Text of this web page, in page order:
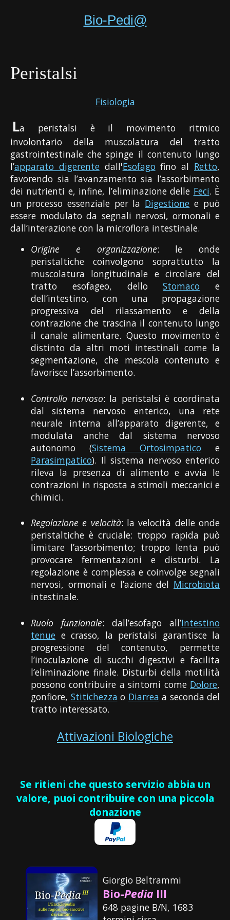
Bio-Pedi@
Peristalsi
Fisiologia
La peristalsi è il movimento ritmico
involontario della muscolatura del tratto
gastrointestinale che spinge il contenuto lungo
l’apparato digerentedall'Esofagofino al Retto,
favorendo sia l’avanzamento sia l’assorbimento
dei nutrienti e, infine, l’eliminazione delle Feci. È
un processo essenziale per la Digestione e può
essere modulato da segnali nervosi, ormonali e
dall’interazione con la microflora intestinale.
Origine e organizzazione: le onde
peristaltiche coinvolgono soprattutto la
muscolatura longitudinale e circolare del
tratto esofageo, delloStomaco e
dell’intestino, con una propagazione
progressiva del rilassamento e della
contrazione che trascina il contenuto lungo
il canale alimentare. Questo movimento è
distinto da altri moti intestinali come la
segmentazione, che mescola contenuto e
favorisce l’assorbimento.
Controllo nervoso: la peristalsi è coordinata
dal sistema nervoso enterico, una rete
neurale interna all’apparato digerente, e
modulata anche dal sistema nervoso
autonomo (Sistema Ortosimpatico e
Parasimpatico). Il sistema nervoso enterico
rileva la presenza di alimento e avvia le
contrazioni in risposta a stimoli meccanici e
chimici.
Regolazione e velocità: la velocità delle onde
peristaltiche è cruciale: troppo rapida può
limitare l’assorbimento; troppo lenta può
provocare fermentazioni e disturbi. La
regolazione è complessa e coinvolge segnali
nervosi, ormonali e l’azione del Microbiota
intestinale.
Ruolo funzionale: dall’esofago all’Intestino
tenue e crasso, la peristalsi garantisce la
progressione del contenuto, permette
l’inoculazione di succhi digestivi e facilita
l’eliminazione finale. Disturbi della motilità
possono contribuire a sintomi come Dolore,
gonfiore, Stitichezza o Diarrea a seconda del
tratto interessato.
Attivazioni Biologiche
Se ritieni che questo servizio abbia un
valore, puoi contribuire con una piccola
donazione
Giorgio Beltrammi
Bio-Pedia III
648 pagine B/N, 1683